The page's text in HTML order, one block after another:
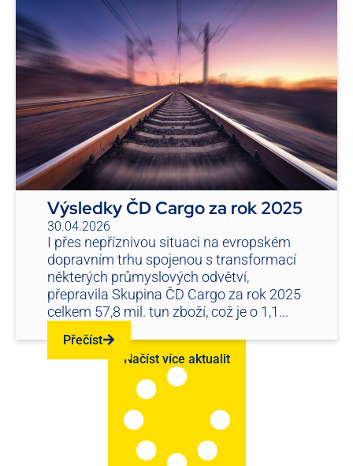
Výsledky ČD Cargo za rok 2025
30.04.2026
I přes nepříznivou situaci na evropském
dopravním trhu spojenou s transformací
některých průmyslových odvětví,
přepravila Skupina ČD Cargo za rok 2025
celkem 57,8 mil. tun zboží, což je o 1,1...
Přečíst
Načíst více aktualit